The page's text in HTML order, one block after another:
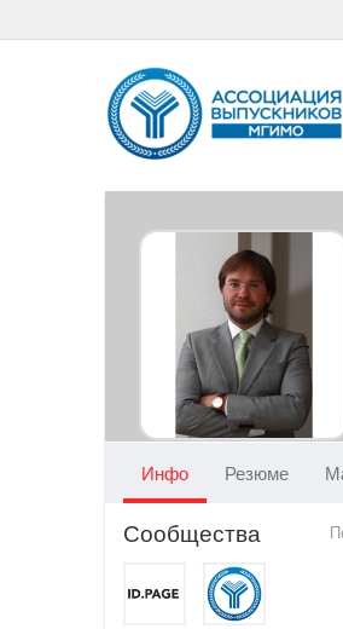
Инфо Резюме
Сообщества